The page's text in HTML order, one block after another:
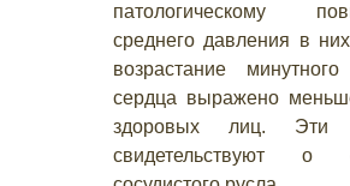
патологическому
среднего давления в
возрастание
сердца выражено
здоровых лиц. Эти
свидетельствуют о